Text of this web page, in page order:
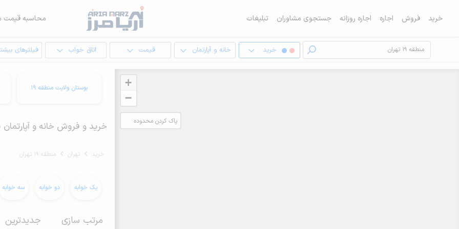
خرید فروش اجاره اجاره روزانه جستجوی مشاوران تبلیغات محاسبه قیمت
خرید خانه و آپارتمان قیمت اتاق خواب فیلترهای
+
−
پاک کردن محدوده
بوستان ولایت منطقه 19
خرید و فروش خانه و آپارتمان 30 متری در منطقه 19 تهران
خرید تهران منطقه 19 تهران
یک خوابه دو خوابه سه خوابه
مرتب سازی جدیدترین